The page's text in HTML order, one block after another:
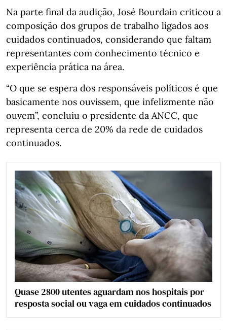
Na parte final da audição, José Bourdain criticou a
composição dos grupos de trabalho ligados aos
cuidados continuados, considerando que faltam
representantes com conhecimento técnico e
experiência prática na área.
“O que se espera dos responsáveis políticos é que
basicamente nos ouvissem, que infelizmente não
ouvem”, concluiu o presidente da ANCC, que
representa cerca de 20% da rede de cuidados
continuados.
Quase 2800 utentes aguardam nos hospitais por
resposta social ou vaga em cuidados continuados